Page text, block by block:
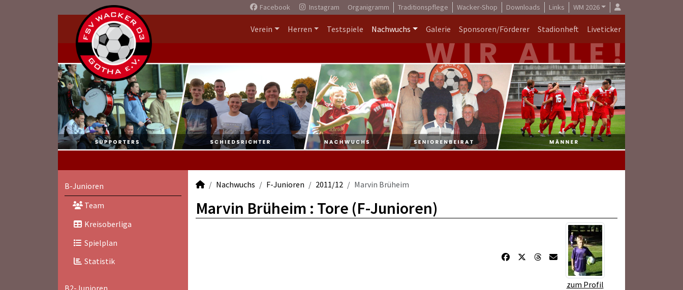
Facebook Instagram Organigramm Traditionspflege Wacker-Shop Downloads Links WM 2026
Verein Herren Testspiele Nachwuchs Galerie Sponsoren/Förderer Stadionheft Liveticker
B-Junioren
Team
Kreisoberliga
Spielplan
Statistik
Nachwuchs F-Junioren 2011/12 Marvin Brüheim
Marvin Brüheim : Tore (F-Junioren)
zum Profil